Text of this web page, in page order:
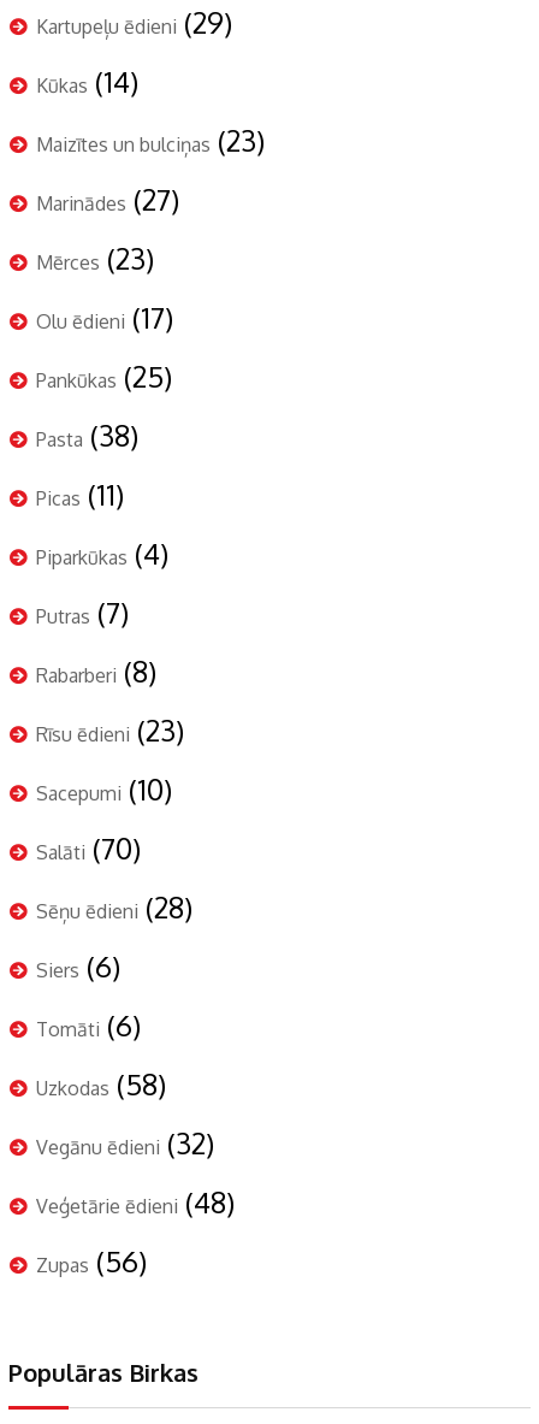
Kartupeļu ēdieni (29)
Kūkas (14)
Maizītes un bulciņas (23)
Marinādes (27)
Mērces (23)
Olu ēdieni (17)
Pankūkas (25)
Pasta (38)
Picas (11)
Piparkūkas (4)
Putras (7)
Rabarberi (8)
Rīsu ēdieni (23)
Sacepumi (10)
Salāti (70)
Sēņu ēdieni (28)
Siers (6)
Tomāti (6)
Uzkodas (58)
Vegānu ēdieni (32)
Veģetārie ēdieni (48)
Zupas (56)
Populāras Birkas